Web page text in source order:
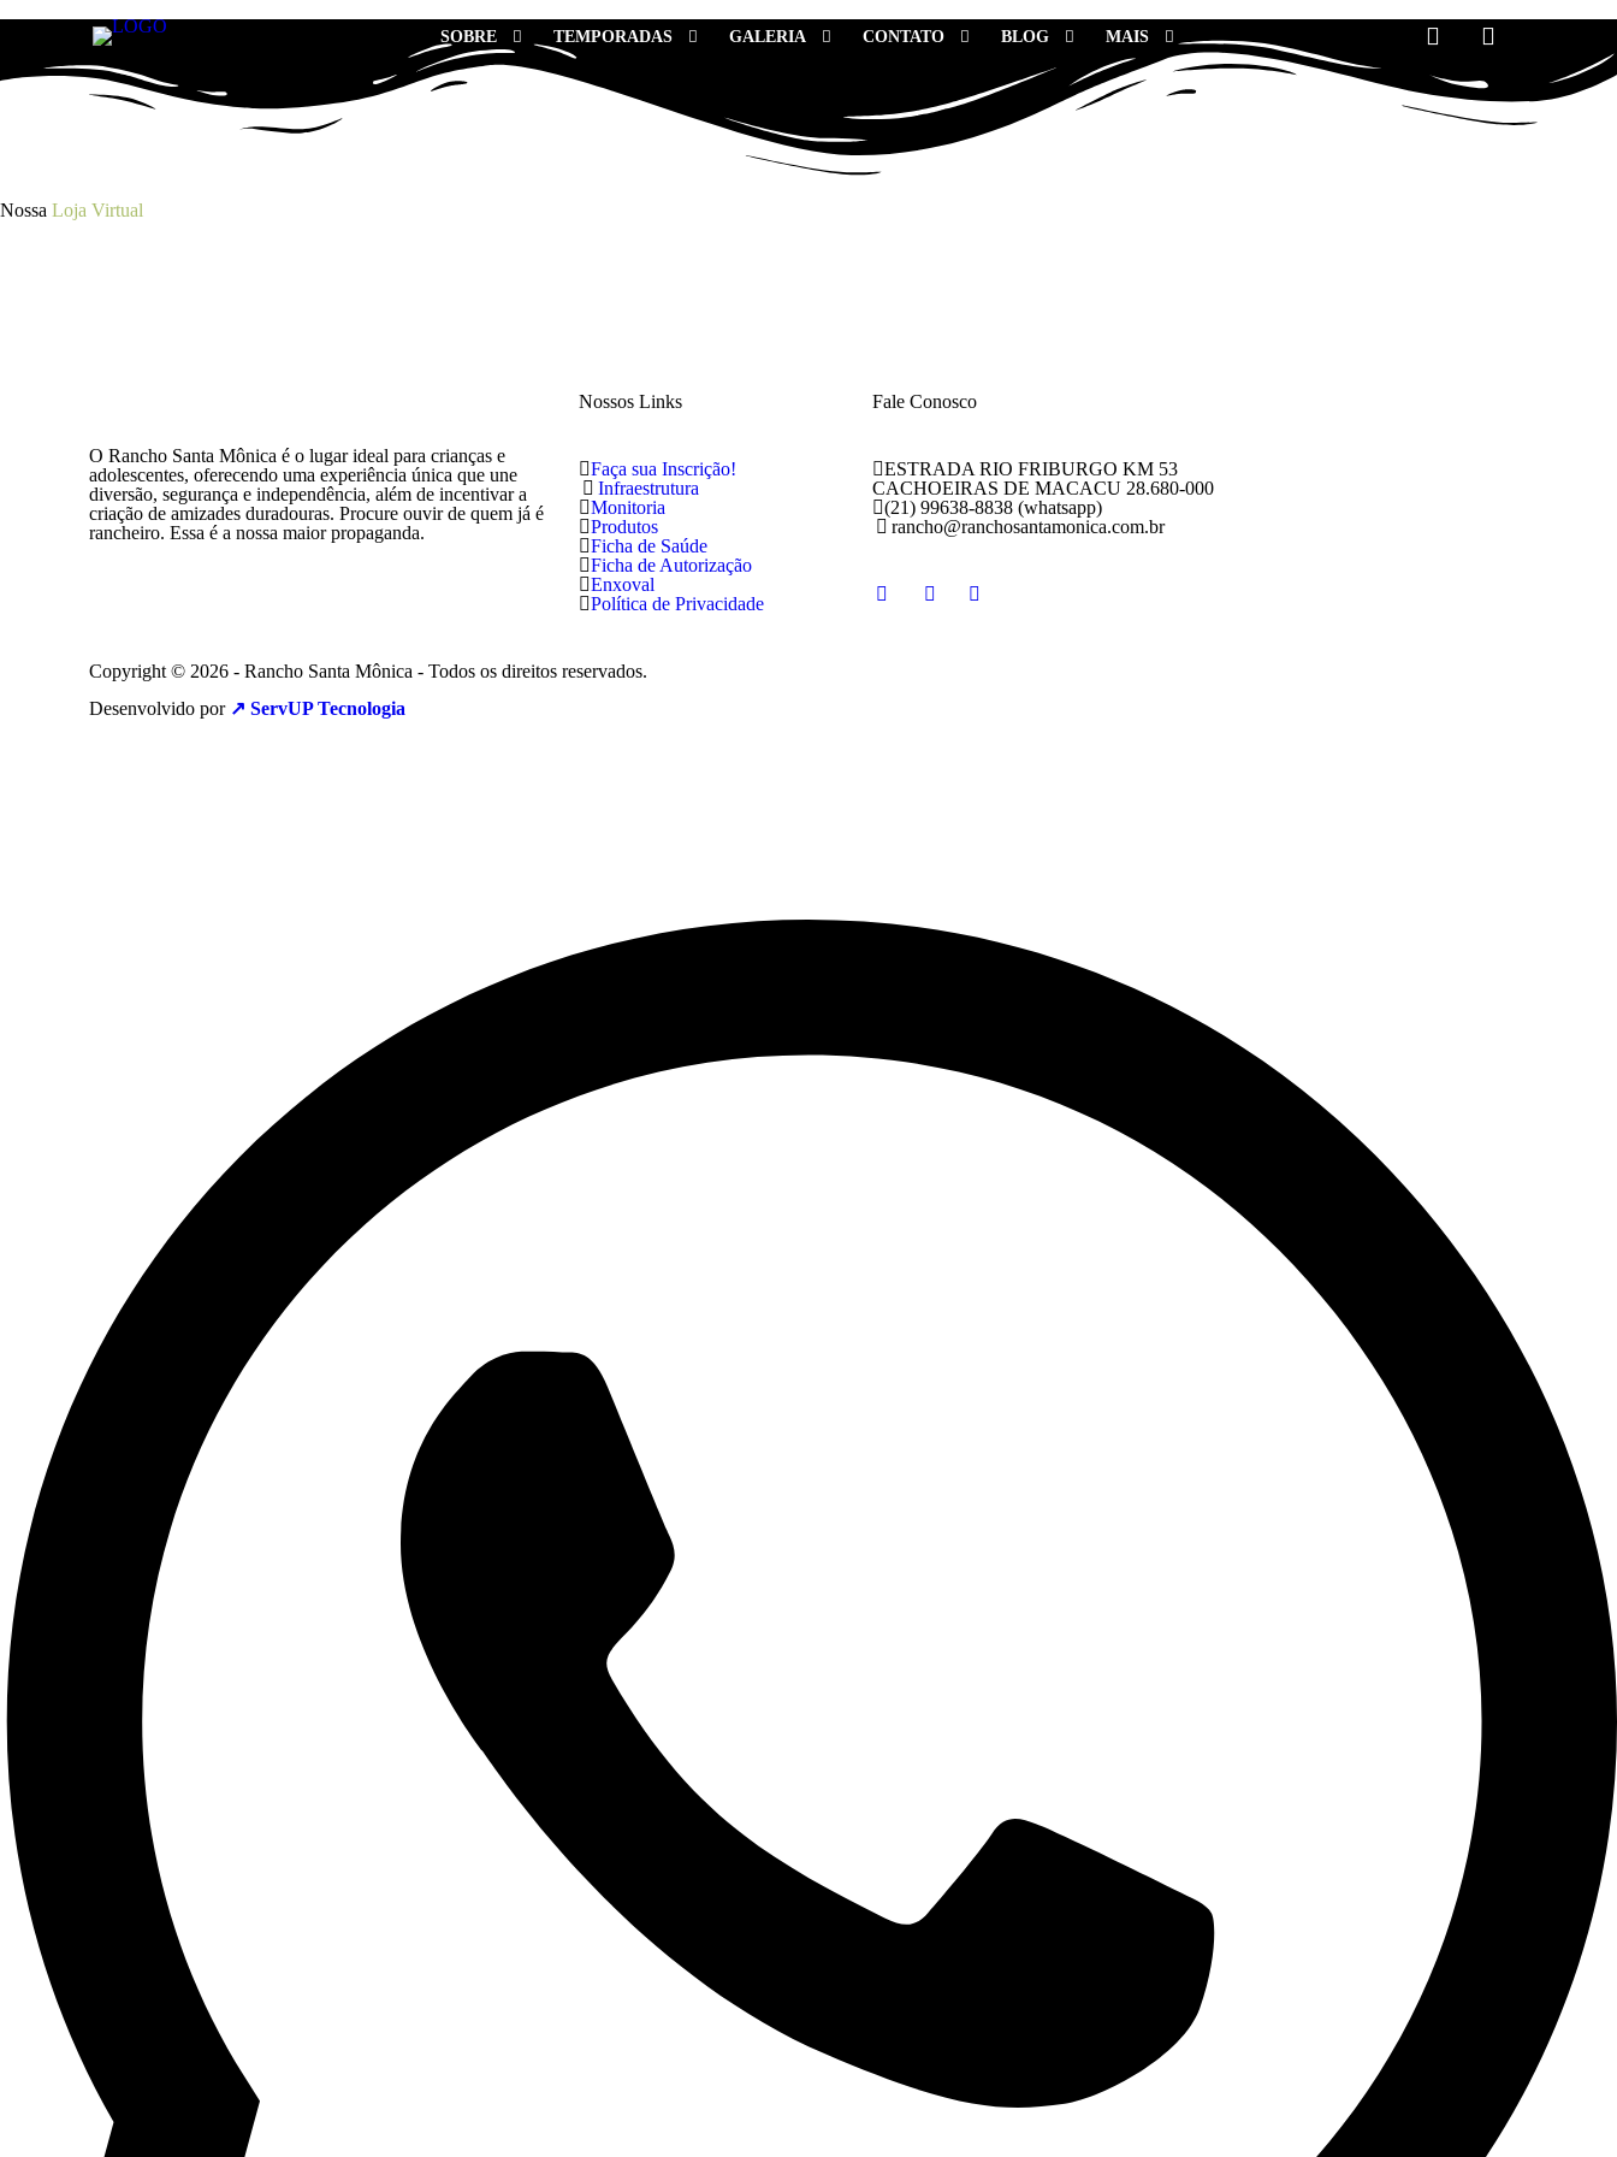
SOBRE TEMPORADAS GALERIA CONTATO BLOG MAIS
Nossa Loja Virtual
O Rancho Santa Mônica é o lugar ideal para crianças e
adolescentes, oferecendo uma experiência única que une
diversão, segurança e independência, além de incentivar a
criação de amizades duradouras. Procure ouvir de quem já é
rancheiro. Essa é a nossa maior propaganda.
Nossos Links
Faça sua Inscrição!
Infraestrutura
Monitoria
Produtos
Ficha de Saúde
Ficha de Autorização
Enxoval
Política de Privacidade
Fale Conosco
ESTRADA RIO FRIBURGO KM 53
CACHOEIRAS DE MACACU 28.680-000
(21) 99638-8838 (whatsapp)
rancho@ranchosantamonica.com.br
Copyright © 2026 - Rancho Santa Mônica - Todos os direitos reservados.
Desenvolvido por ↗️ ServUP Tecnologia